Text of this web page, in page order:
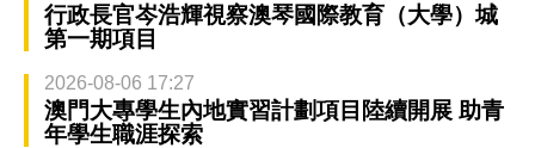
行政長官岑浩輝視察澳琴國際教育（大學）城
第一期項目
2026-08-06 17:27
澳門大專學生內地實習計劃項目陸續開展 助青
年學生職涯探索